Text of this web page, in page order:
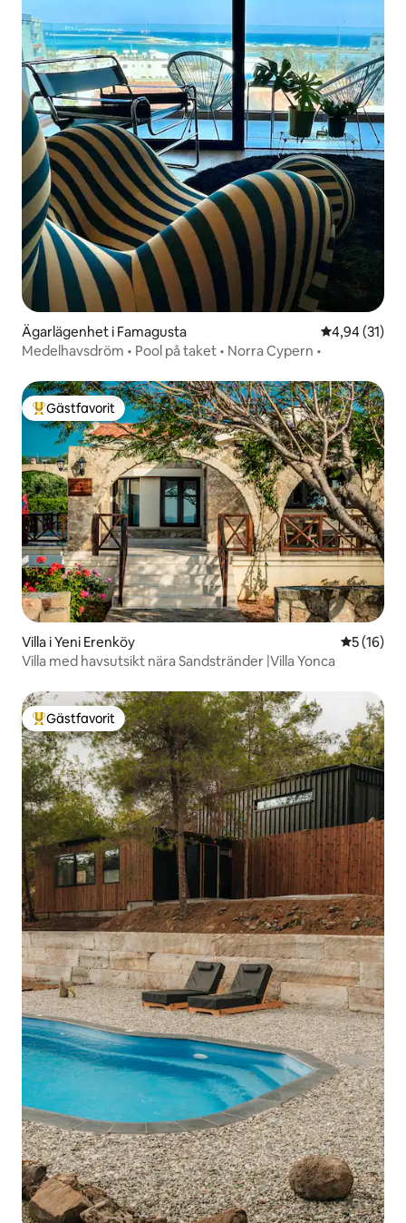
Ägarlägenhet i Famagusta 4,94 av 5 i
4,94 (31)
Medelhavsdröm • Pool på taket • Norra Cypern •
Populär gästfavorit
Gästfavorit
Villa i Yeni Erenköy 5 av 5 i
5 (16)
Villa med havsutsikt nära Sandstränder |Villa Yonca
Populär gästfavorit
Gästfavorit